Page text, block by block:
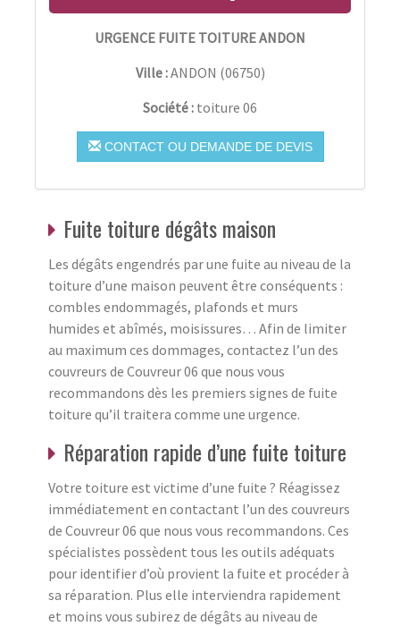
URGENCE FUITE TOITURE ANDON
Ville :ANDON (06750)
Société : toiture 06
CONTACT OU DEMANDE DE DEVIS
Fuite toiture dégâts maison
Les dégâts engendrés par une fuite au niveau de la
toiture d’une maison peuvent être conséquents :
combles endommagés, plafonds et murs
humides et abîmés, moisissures… Afin de limiter
au maximum ces dommages, contactez l’un des
couvreurs de Couvreur 06 que nous vous
recommandons dès les premiers signes de fuite
toiture qu’il traitera comme une urgence.
Réparation rapide d’une fuite toiture
Votre toiture est victime d’une fuite ? Réagissez
immédiatement en contactant l’un des couvreurs
de Couvreur 06 que nous vous recommandons. Ces
spécialistes possèdent tous les outils adéquats
pour identifier d’où provient la fuite et procéder à
sa réparation. Plus elle interviendra rapidement
et moins vous subirez de dégâts au niveau de